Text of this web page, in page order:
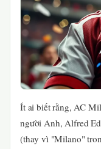
Ít ai biết rằng, AC
người Anh, Alfred
(thay vì "Milano"